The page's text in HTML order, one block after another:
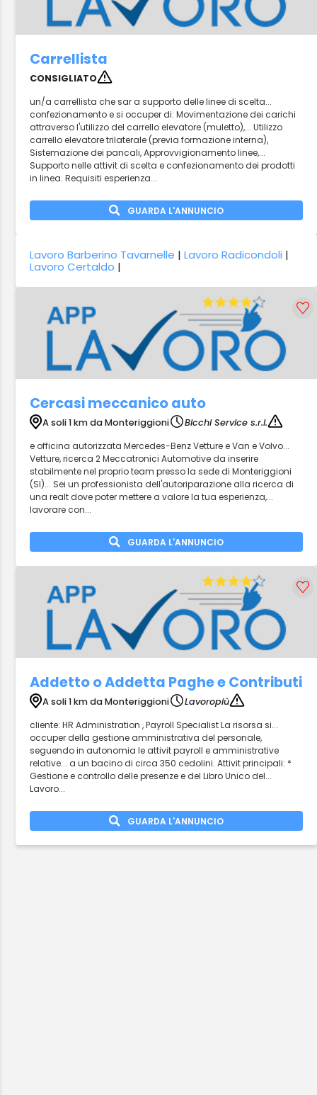
Carrellista
CONSIGLIATO
un/a carrellista che sar a supporto delle linee di scelta...
confezionamento e si occuper di: Movimentazione dei carichi
attraverso l'utilizzo del carrello elevatore (muletto),... Utilizzo
carrello elevatore trilaterale (previa formazione interna),
Sistemazione dei pancali, Approvvigionamento linee,...
Supporto nelle attivit di scelta e confezionamento dei prodotti
in linea. Requisiti esperienza...
GUARDA L'ANNUNCIO
Lavoro Barberino Tavarnelle |Lavoro Radicondoli |
Lavoro Certaldo |
Cercasi meccanico auto
A soli 1 km da Monteriggioni
Bicchi Service s.r.l.
e officina autorizzata Mercedes-Benz Vetture e Van e Volvo...
Vetture, ricerca 2 Meccatronici Automotive da inserire
stabilmente nel proprio team presso la sede di Monteriggioni
(SI)... Sei un professionista dell'autoriparazione alla ricerca di
una realt dove poter mettere a valore la tua esperienza,...
lavorare con...
GUARDA L'ANNUNCIO
Addetto o Addetta Paghe e Contributi
A soli 1 km da Monteriggioni
Lavoropiù
cliente: HR Administration , Payroll Specialist La risorsa si...
occuper della gestione amministrativa del personale,
seguendo in autonomia le attivit payroll e amministrative
relative... a un bacino di circa 350 cedolini. Attivit principali: *
Gestione e controllo delle presenze e del Libro Unico del...
Lavoro...
GUARDA L'ANNUNCIO